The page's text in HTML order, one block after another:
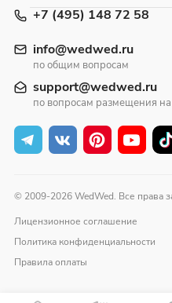
+7 (495) 148 72 58
info@wedwed.ru
по общим вопросам
support@wedwed.ru
по вопросам размещения на
© 2009-2026 WedWed. Все права
Лицензионное соглашение
Политика конфиденциальности
Правила оплаты